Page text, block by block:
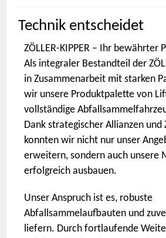
Technik entscheidet
ZÖLLER-KIPPER – Ihr bewährter
Als integraler Bestandteil der
in Zusammenarbeit mit starken
wir unsere Produktpalette von
vollständige
Dank strategischer Allianzen und
konnten wir nicht nur unser
erweitern, sondern auch unsere
erfolgreich ausbauen.
Unser Anspruch ist es, robuste
Abfallsammelaufbauten und
liefern. Durch fortlaufende